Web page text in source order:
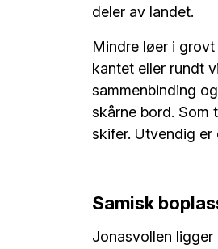
deler av landet.
Mindre løer i grovt
kantet eller rundt
sammenbinding
skårne bord. Som
skifer. Utvendig
Samisk
Jonasvollen